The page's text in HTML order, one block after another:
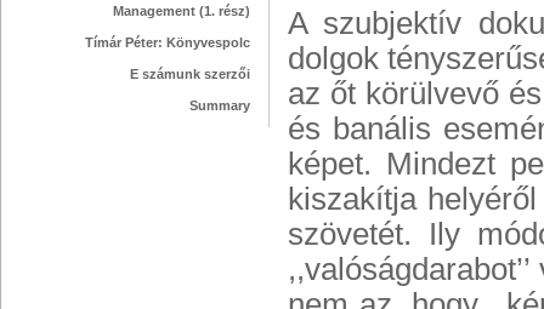
Management (1. rész)
Tímár Péter: Könyvespolc
E számunk szerzői
Summary
A szubjektív
dolgok
az őt körülvevő
és banális
képet. Mindezt
kiszakítja
szövetét. Ily